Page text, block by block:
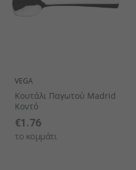
VEGA
Κουτάλι Παγωτού Madrid
Κοντό
€1.76
το κομμάτι